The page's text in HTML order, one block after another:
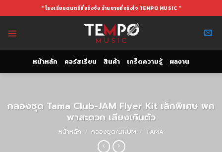
to
" โรงเรียนดนตรีที่จริงจัง ร้านขายที่จริงใจ TEMPO MUSIC "
หน้าหลัก คอร์สเรียน สินค้า เกร็ดความรู้ ผลงาน
กลองชุด Tama Club-JAM Flyer Kit เล็กพิเศษ พก
พาสะดวก เสียงเกินตัว
หน้าหลัก / กลองชุด/DRUM / TAMA